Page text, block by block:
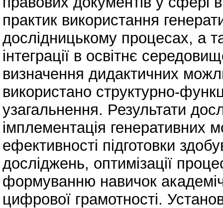
практик використання
дослідницькому процесах, а
інтеграції в освітнє
визначення дидактичних
використано структурно-
узагальнення. Результати
імплементація
ефективності підготовки
досліджень, оптимізації
формуванню навичок
цифрової грамотності.